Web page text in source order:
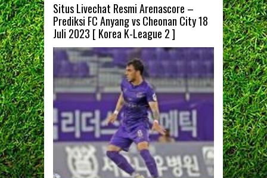
Situs Livechat Resmi Arenascore –
Prediksi FC Anyang vs Cheonan City 18
Juli 2023 [ Korea K-League 2 ]